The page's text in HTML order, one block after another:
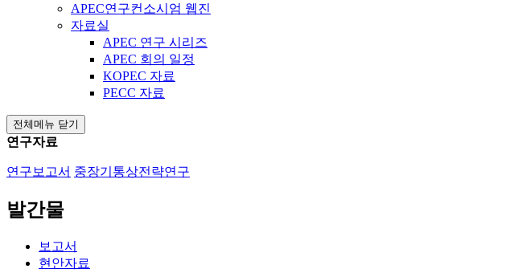
APEC연구컨소시엄 웹진
자료실
APEC 연구 시리즈
APEC 회의 일정
KOPEC 자료
PECC 자료
전체메뉴 닫기
연구자료
연구보고서 중장기통상전략연구
발간물
보고서
현안자료